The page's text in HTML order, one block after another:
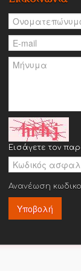
Εισάγετε τον
Ανανέωση
Υποβολή